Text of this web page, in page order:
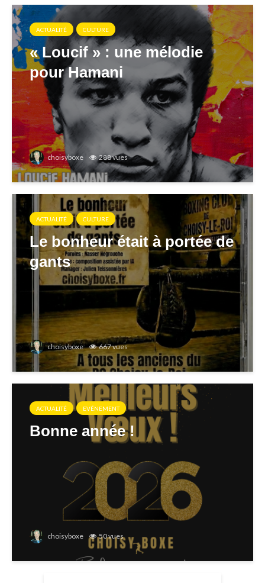
ACTUALITÉ CULTURE
« Loucif » : une mélodie
pour Hamani
choisyboxe 288 vues
ACTUALITÉ CULTURE
Le bonheur était à portée de
gants
choisyboxe 667 vues
ACTUALITÉ EVÉNEMENT
Bonne année !
choisyboxe 50 vues